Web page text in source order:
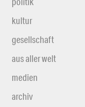
kultur
gesellschaft
aus aller welt
medien
archiv